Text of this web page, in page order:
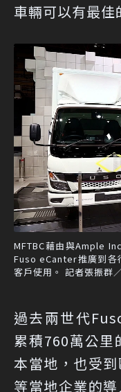
車輛可以有最佳
MFTBC藉由與Ample
Fuso eCanter推廣到各
客戶使用。 記者張振群
過去兩世代
累積760萬公里
本當地，也受
等當地企業的